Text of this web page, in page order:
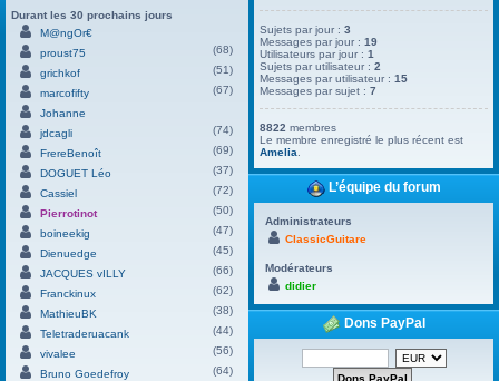
Durant les 30 prochains jours
M@ngOr€
proust75
(68)
grichkof
(51)
marcofifty
(67)
Johanne
jdcagli
(74)
FrereBenoît
(69)
DOGUET Léo
(37)
Cassiel
(72)
Pierrotinot
(50)
boineekig
(47)
Dienuedge
(45)
JACQUES vILLY
(66)
Franckinux
(62)
MathieuBK
(38)
Teletraderuacank
(44)
vivalee
(56)
Bruno Goedefroy
(64)
Sujets par jour :3
Messages par jour :19
Utilisateurs par jour :1
Sujets par utilisateur :2
Messages par utilisateur :15
Messages par sujet :7
8822 membres
Le membre enregistré le plus récent est
Amelia
L’équipe du forum
Administrateurs
ClassicGuitare
Modérateurs
didier
Dons PayPal